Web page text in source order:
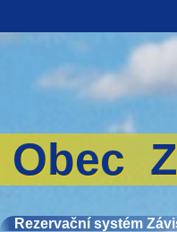
Obec
Rezervační systém